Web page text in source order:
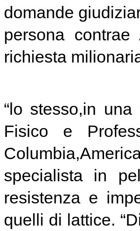
domande
persona
richiesta
“lo stesso,in
Fisico e
specialista in
resistenza e
quelli di lattice.